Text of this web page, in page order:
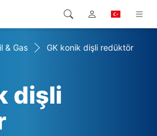
& Gas GK konik dişli redüktör
dişli